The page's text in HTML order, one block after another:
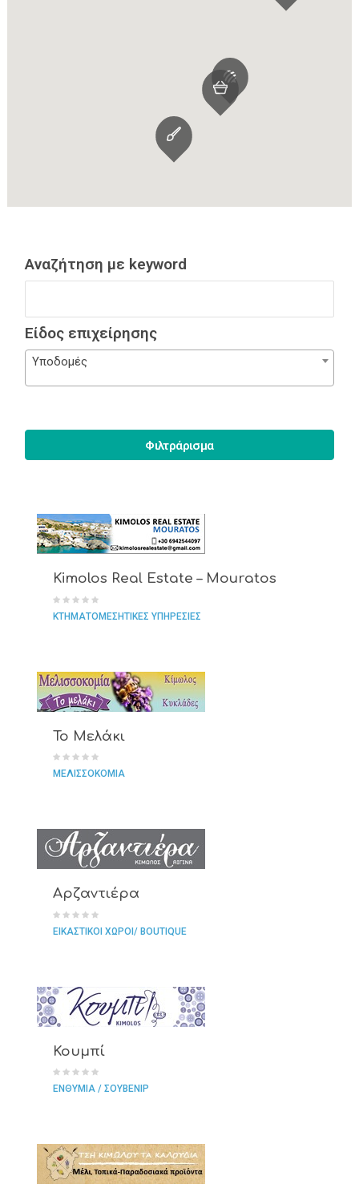
Αναζήτηση με keyword
Είδος επιχείρησης
Υποδομές
Φιλτράρισμα
Kimolos Real Estate – Mouratos
ΚΤΗΜΑΤΟΜΕΣΗΤΙΚΕΣ ΥΠΗΡΕΣΙΕΣ
Το Μελάκι
ΜΕΛΙΣΣΟΚΟΜΙΑ
Αρζαντιέρα
ΕΙΚΑΣΤΙΚΟΙ ΧΩΡΟΙ/ BOUTIQUE
Κουμπί
ΕΝΘΥΜΙΑ / ΣΟΥΒΕΝΙΡ